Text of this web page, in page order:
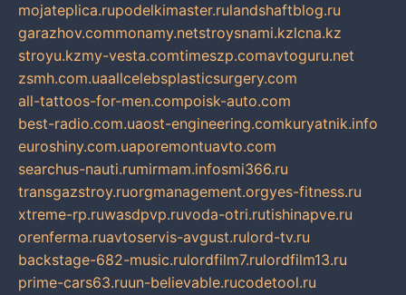
mojateplica.rupodelkimaster.rulandshaftblog.ru
garazhov.commonamy.netstroysnami.kzlcna.kz
stroyu.kzmy-vesta.comtimeszp.comavtoguru.net
zsmh.com.uaallcelebsplasticsurgery.com
all-tattoos-for-men.compoisk-auto.com
best-radio.com.uaost-engineering.comkuryatnik.info
euroshiny.com.uaporemontuavto.com
searchus-nauti.rumirmam.infosmi366.ru
transgazstroy.ruorgmanagement.orgyes-fitness.ru
xtreme-rp.ruwasdpvp.ruvoda-otri.rutishinapve.ru
orenferma.ruavtoservis-avgust.rulord-tv.ru
backstage-682-music.rulordfilm7.rulordfilm13.ru
prime-cars63.ruun-believable.rucodetool.ru